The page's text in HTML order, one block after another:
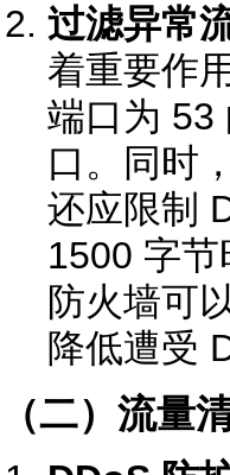
过滤异常
着重要作
端口为 53
口。同时
还应限制
1500 字
防火墙可
降低遭受
（二）流量